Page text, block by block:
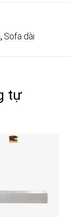
, Sofa dài
tự